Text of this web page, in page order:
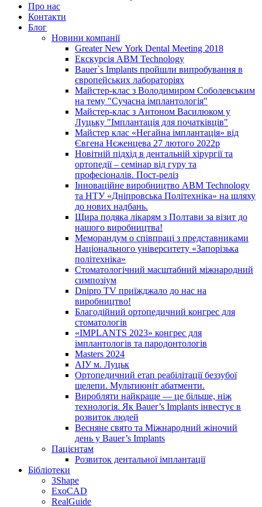
Про нас
Контакти
Блог
Новини компанії
Greater New York Dental Meeting 2018
Екскурсія ABM Technology
Bauer`s Implants пройшли випробування в
європейських лабораторіях
Майстер-клас з Володимиром Соболевським
на тему "Сучасна імплантологія"
Майстер-клас з Антоном Василюком у
Луцьку "Імплантація для початківців"
Майстер клас «Негайна імплантація» від
Євгена Нєженцева 27 лютого 2022р
Новітній підхід в дентальній хірургії та
ортопедії – семінар від гуру та
професіоналів. Пост-реліз
Інноваційне виробництво ABM Technology
та НТУ «Дніпровська Політехніка» на шляху
до нових надбань.
Щира подяка лікарям з Полтави за візит до
нашого виробництва!
Меморандум о співпраці з представниками
Національного університету «Запорізька
політехніка»
Стоматологічний масштабний міжнародний
симпозіум
Dnipro TV приїжджало до нас на
виробництво!
Благодійний ортопедичний конгрес для
стоматологів
«IMPLANTS 2023» конгрес для
імплантологів та пародонтологів
Masters 2024
АІУ м. Луцьк
Ортопедичний етап реабілітації беззубої
щелепи. Мультиюніт абатменти.
Виробляти найкраще — це більше, ніж
технологія. Як Bauer’s Implants інвестує в
розвиток людей
Весняне свято та Міжнародний жіночий
день у Bauer’s Implants
Пацієнтам
Розвиток дентальної імплантації
Бібліотеки
3Shape
ExoCAD
RealGuide